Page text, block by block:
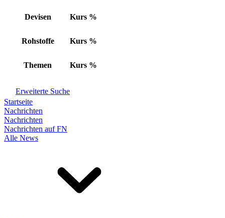
Devisen Kurs %
Rohstoffe Kurs %
Themen Kurs %
Erweiterte Suche
Startseite
Nachrichten
Nachrichten
Nachrichten auf FN
Alle News